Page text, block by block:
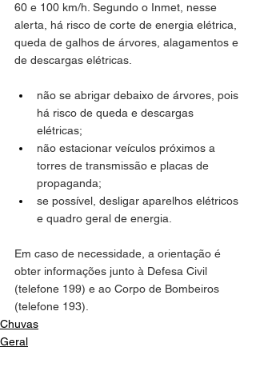
60 e 100 km/h. Segundo o Inmet, nesse
alerta, há risco de corte de energia elétrica,
queda de galhos de árvores, alagamentos e
de descargas elétricas.
não se abrigar debaixo de árvores, pois
há risco de queda e descargas
elétricas;
não estacionar veículos próximos a
torres de transmissão e placas de
propaganda;
se possível, desligar aparelhos elétricos
e quadro geral de energia.
Em caso de necessidade, a orientação é
obter informações junto à Defesa Civil
(telefone 199) e ao Corpo de Bombeiros
(telefone 193).
Chuvas
Geral